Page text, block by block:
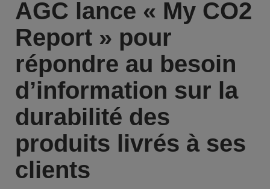
AGC lance « My CO2
Report » pour
répondre au besoin
d’information sur la
durabilité des
produits livrés à ses
clients